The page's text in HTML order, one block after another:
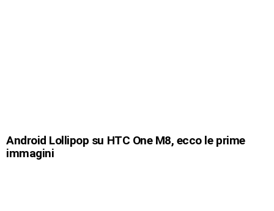
Android Lollipop su HTC One M8, ecco le prime
immagini